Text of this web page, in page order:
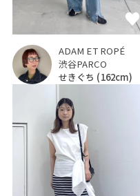
ADAM ET ROPÉ
渋谷PARCO
せきぐち (162cm)